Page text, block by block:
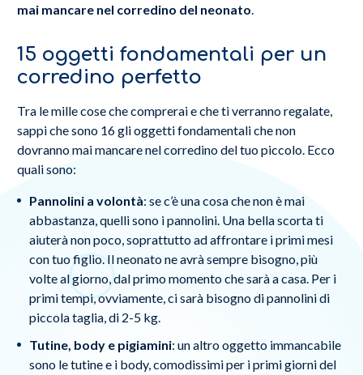
mai mancare nel corredino del neonato.
15 oggetti fondamentali per un
corredino perfetto
Tra le mille cose che comprerai e che ti verranno regalate,
sappi che sono 16 gli oggetti fondamentali che non
dovranno mai mancare nel corredino del tuo piccolo. Ecco
quali sono:
Pannolini a volontà: se c’è una cosa che non è mai
abbastanza, quelli sono i pannolini. Una bella scorta ti
aiuterà non poco, soprattutto ad affrontare i primi mesi
con tuo figlio. Il neonato ne avrà sempre bisogno, più
volte al giorno, dal primo momento che sarà a casa. Per i
primi tempi, ovviamente, ci sarà bisogno di pannolini di
piccola taglia, di 2-5 kg.
Tutine, body e pigiamini: un altro oggetto immancabile
sono le tutine e i body, comodissimi per i primi giorni del